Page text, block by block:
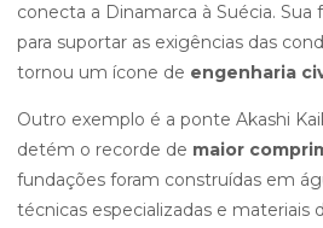
conecta a Dinamarca à Suécia. Sua
para suportar as exigências das
tornou um ícone de engenharia
Outro exemplo é a ponte Akashi
detém o recorde de maior
fundações foram construídas em
técnicas especializadas e materiais